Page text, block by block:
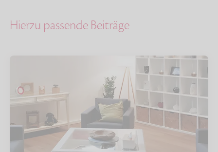
Hierzu passende Beiträge